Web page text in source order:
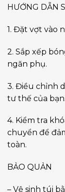
HƯỚNG DẪN
1. Đặt vợt vào
2. Sắp xếp
ngăn phụ.
3. Điều chỉnh
tư thế của bạn.
4. Kiểm tra
chuyển để
toàn.
BẢO QUẢN
– Vệ sinh túi